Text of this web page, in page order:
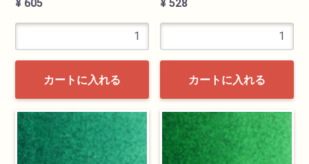
¥ 605
カートに入れる
¥ 528
カートに入れる